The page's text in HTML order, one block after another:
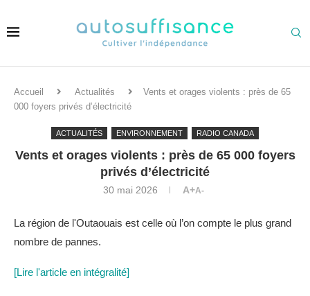
Accueil Actualités
Vents et orages violents : près de 65
000 foyers privés d’électricité
ACTUALITÉS ENVIRONNEMENT RADIO CANADA
Vents et orages violents : près de 65 000 foyers
privés d’électricité
30 mai 2026 A+A-
La région de l'Outaouais est celle où l’on compte le plus grand
nombre de pannes.
[Lire l'article en intégralité]